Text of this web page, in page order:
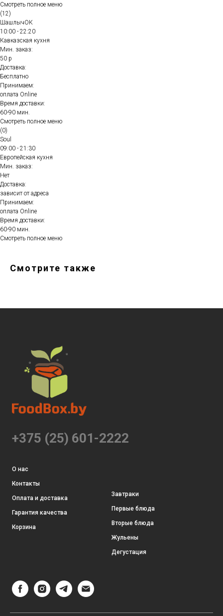
Смотреть полное меню
(12)
ШашлычОК
10:00 - 22:20
Кавказская кухня
Мин. заказ:
50 р
Доставка:
Бесплатно
Принимаем:
оплата Online
Время доставки:
60-90 мин.
Смотреть полное меню
(0)
Soul
09:00 - 21:30
Европейская кухня
Мин. заказ:
Нет
Доставка:
зависит от адреса
Принимаем:
оплата Online
Время доставки:
60-90 мин.
Смотреть полное меню
Смотрите также
+375 (25) 601-2222
О нас
Контакты
Оплата и доставка
Гарантия качества
Корзина
Завтраки
Первые блюда
Вторые блюда
Жульены
Дегустация